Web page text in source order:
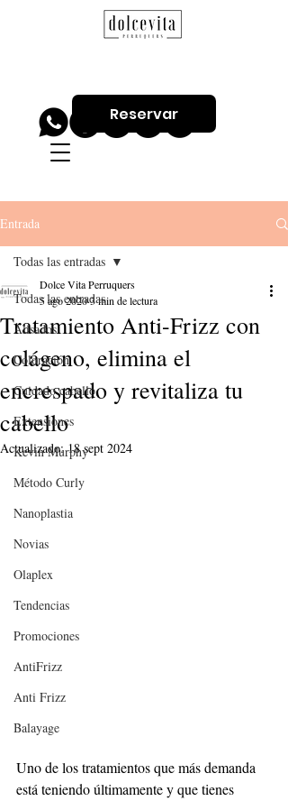
Reservar
Entrada
Todas las entradas
Alisados
Coloración
Cuidado cabello
Extensiones
Kevin Murphy
Método Curly
Nanoplastia
Novias
Olaplex
Tendencias
Promociones
AntiFrizz
Anti Frizz
Balayage
Todas las entradas
Tratamiento Anti-Frizz con
colágeno, elimina el
encrespado y revitaliza tu
cabello
Dolce Vita Perruquers
5 ago 20203 min de lectura
Actualizado:18 sept 2024
Uno de los tratamientos que más demanda
está teniendo últimamente y que tienes